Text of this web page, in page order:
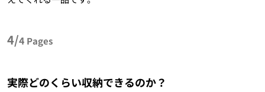
4/4 Pages
実際どのくらい収納できるのか？